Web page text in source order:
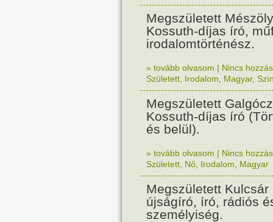
Megszületett
Kossuth-díjas író,
irodalomtörténész.
» tovább olvasom | Nincs
Született Irodalom Magyar,
Megszületett
Kossuth-díjas író
és belül).
» tovább olvasom | Nincs
Született Nő Irodalom Magyar
Megszületett Kulcsár
újságíró, író, rádiós
személyiség.